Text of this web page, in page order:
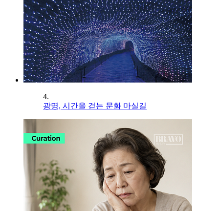
4.
광명, 시간을 걷는 문화 마실길